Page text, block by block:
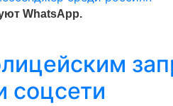
WhatsApp.
соцсети